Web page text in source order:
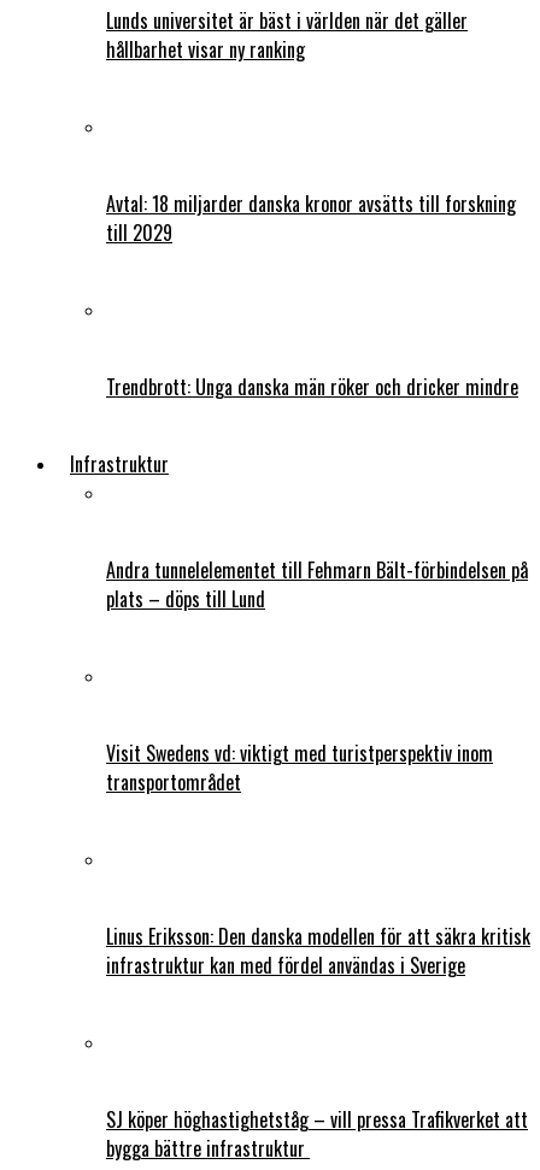
Lunds universitet är bäst i världen när det gäller
hållbarhet visar ny ranking
Avtal: 18 miljarder danska kronor avsätts till forskning
till 2029
Trendbrott: Unga danska män röker och dricker mindre
Infrastruktur
Andra tunnelelementet till Fehmarn Bält-förbindelsen på
plats – döps till Lund
Visit Swedens vd: viktigt med turistperspektiv inom
transportområdet
Linus Eriksson: Den danska modellen för att säkra kritisk
infrastruktur kan med fördel användas i Sverige
SJ köper höghastighetståg – vill pressa Trafikverket att
bygga bättre infrastruktur